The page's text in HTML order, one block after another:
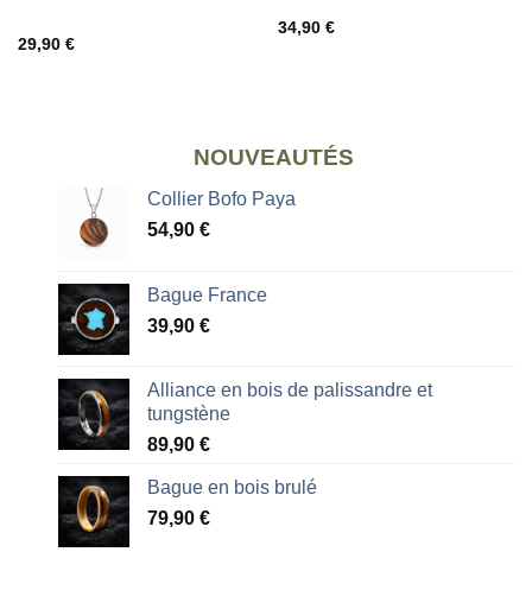
29,90 €
34,90 €
NOUVEAUTÉS
Collier Bofo Paya
54,90 €
Bague France
39,90 €
Alliance en bois de palissandre et
tungstène
89,90 €
Bague en bois brulé
79,90 €